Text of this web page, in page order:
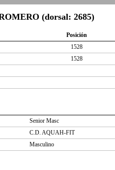
(dorsal: 2685)
Posición
1528
1528
Senior Masc
C.D. AQUAH-FIT
Masculino